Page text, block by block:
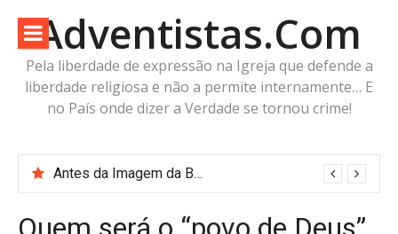
para
conteúdo
Adventistas.Com
Pela liberdade de expressão na Igreja que defende a
liberdade religiosa e não a permite internamente… E
no País onde dizer a Verdade se tornou crime!
Reclaiming the Prophet, o livro que o White Estate censurou e proibiu